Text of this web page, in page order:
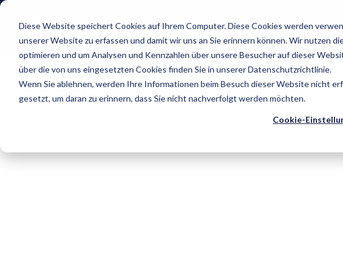
Diese Website speichert Cookies auf Ihrem Computer. Diese Cookies werden
unserer Website zu erfassen und damit wir uns an Sie erinnern können. Wir nutzen
optimieren und um Analysen und Kennzahlen über unsere Besucher auf dieser
über die von uns eingesetzten Cookies finden Sie in unserer Datenschutzrichtlinie.
Wenn Sie ablehnen, werden Ihre Informationen beim Besuch dieser Website nicht
gesetzt, um daran zu erinnern, dass Sie nicht nachverfolgt werden möchten.
Cookie-
Lösung Einsatzbereiche